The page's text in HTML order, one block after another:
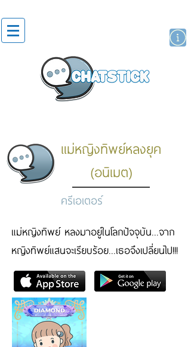
แม่หญิงทิพย์หลงยุค
(อนิเมต)
ครีเอเตอร์
แม่หญิงทิพย์ หลงมาอยู่ในโลกปัจจุบัน...จาก
หญิงทิพย์แสนจะเรียบร้อย...เธอจึงเปลี่ยนไป!!!